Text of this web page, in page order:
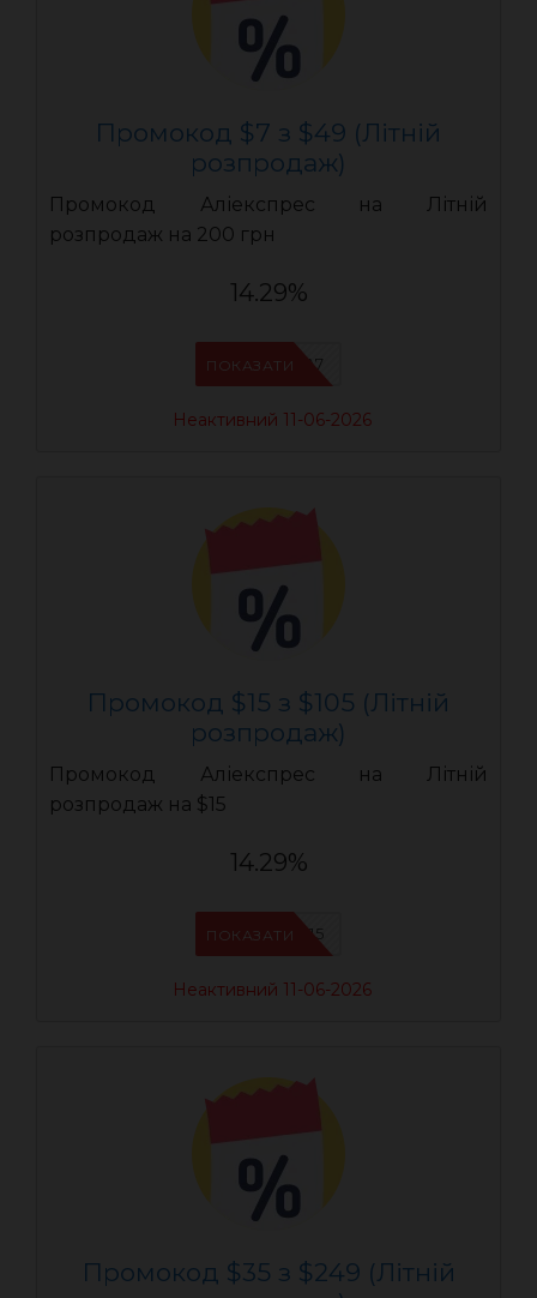
Промокод $7 з $49 (Літній
розпродаж)
Промокод Аліекспрес на Літній
розпродаж на 200 грн
14.29%
AEUA7
ПОКАЗАТИ
Неактивний 11-06-2026
Промокод $15 з $105 (Літній
розпродаж)
Промокод Аліекспрес на Літній
розпродаж на $15
14.29%
AEUA15
ПОКАЗАТИ
Неактивний 11-06-2026
Промокод $35 з $249 (Літній